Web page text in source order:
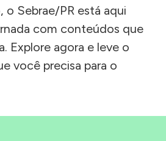
o Sebrae/PR está aqui
com conteúdos que
Explore agora e leve o
você precisa para o